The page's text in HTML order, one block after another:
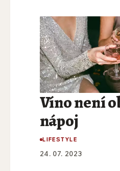
Víno není
nápoj
LIFESTYLE
24. 07. 2023